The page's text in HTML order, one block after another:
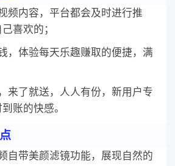
频内容，平台都会及时进行推
喜欢的；
，体验每天乐趣赚取的便捷，满
来了就送，人人有份，新用户专
账的快感。
自带美颜滤镜功能，展现自然的